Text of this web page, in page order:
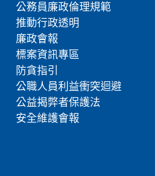
公務員廉政倫理規範
推動行政透明
廉政會報
標案資訊專區
防貪指引
公職人員利益衝突迴避
公益揭弊者保護法
安全維護會報